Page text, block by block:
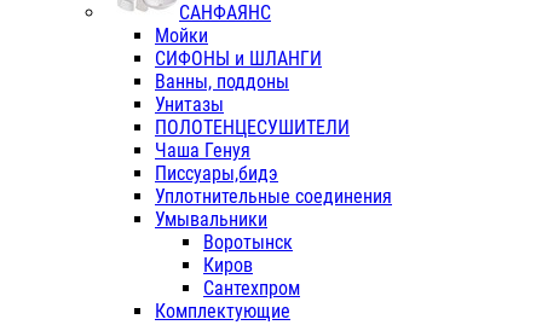
САНФАЯНС
Мойки
СИФОНЫ и ШЛАНГИ
Ванны, поддоны
Унитазы
ПОЛОТЕНЦЕСУШИТЕЛИ
Чаша Генуя
Писсуары,бидэ
Уплотнительные соединения
Умывальники
Воротынск
Киров
Сантехпром
Комплектующие